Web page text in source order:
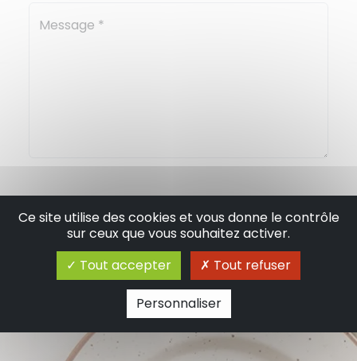
Message *
Envoyer la demande ›
Ce site utilise des cookies et vous donne le contrôle
sur ceux que vous souhaitez activer.
Tout accepter
Tout refuser
Personnaliser